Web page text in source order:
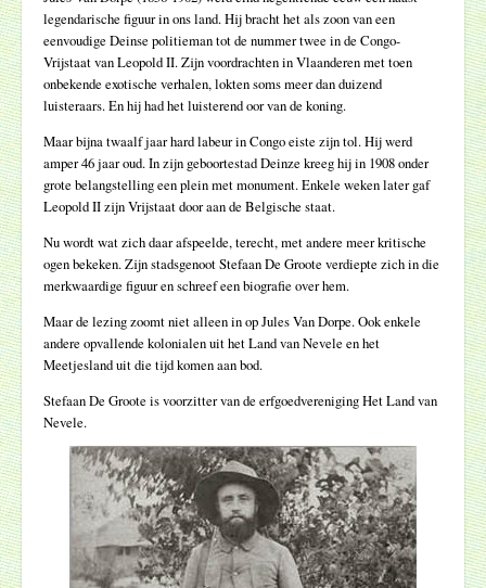
legendarische figuur in ons land. Hij bracht het als zoon van een
eenvoudige Deinse politieman tot de nummer twee in de Congo-
Vrijstaat van Leopold II. Zijn voordrachten in Vlaanderen met toen
onbekende exotische verhalen, lokten soms meer dan duizend
luisteraars. En hij had het luisterend oor van de koning.
Maar bijna twaalf jaar hard labeur in Congo eiste zijn tol. Hij werd
amper 46 jaar oud. In zijn geboortestad Deinze kreeg hij in 1908 onder
grote belangstelling een plein met monument. Enkele weken later gaf
Leopold II zijn Vrijstaat door aan de Belgische staat.
Nu wordt wat zich daar afspeelde, terecht, met andere meer kritische
ogen bekeken. Zijn stadsgenoot Stefaan De Groote verdiepte zich in die
merkwaardige figuur en schreef een biografie over hem.
Maar de lezing zoomt niet alleen in op Jules Van Dorpe. Ook enkele
andere opvallende kolonialen uit het Land van Nevele en het
Meetjesland uit die tijd komen aan bod.
Stefaan De Groote is voorzitter van de erfgoedvereniging Het Land van
Nevele.